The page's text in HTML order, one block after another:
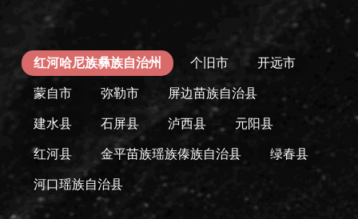
红河哈尼族彝族自治州 个旧市 开远市
蒙自市 弥勒市 屏边苗族自治县
建水县 石屏县 泸西县 元阳县
红河县 金平苗族瑶族傣族自治县 绿春县
河口瑶族自治县